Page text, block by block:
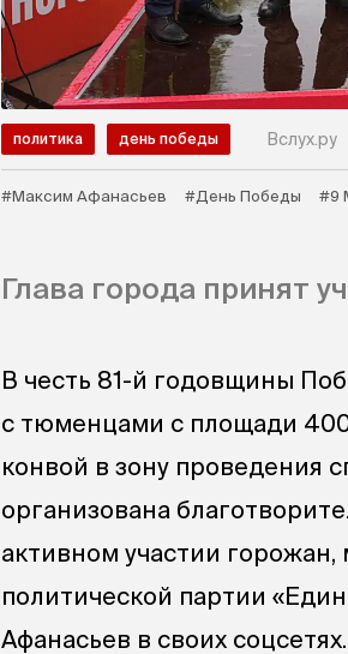
политика день победы Вслух.ру
#Максим Афанасьев #День Победы #9
Глава города принят
В честь 81-й годовщины
с тюменцами с площади
конвой в зону проведения
организована
активном участии
политической партии
Афанасьев в своих соцсетях.